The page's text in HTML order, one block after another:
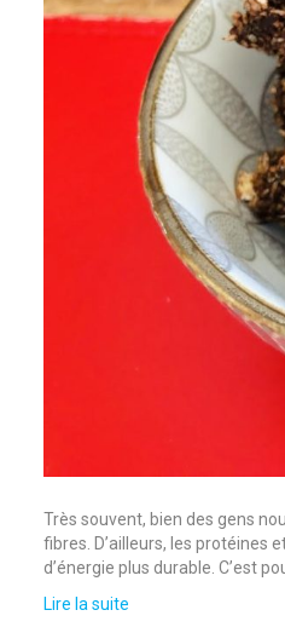
Très souvent, bien des gens
fibres. D’ailleurs, les protéines
d’énergie plus durable. C’est
Lire la suite